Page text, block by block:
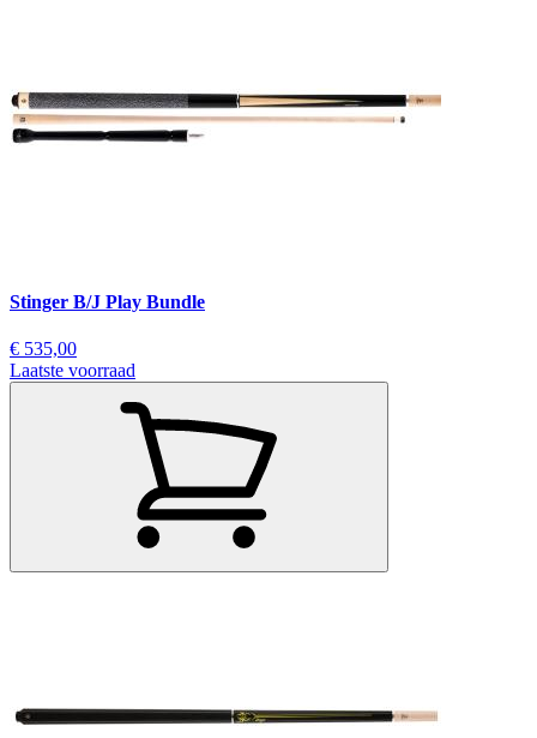
Stinger B/J Play Bundle
€ 535,00
Laatste voorraad